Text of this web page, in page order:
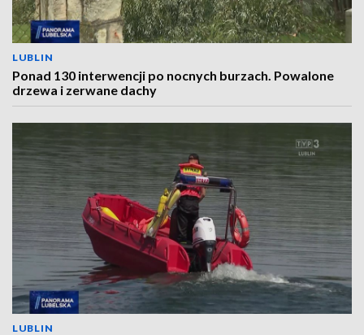
LUBLIN
Ponad 130 interwencji po nocnych burzach. Powalone
drzewa i zerwane dachy
LUBLIN